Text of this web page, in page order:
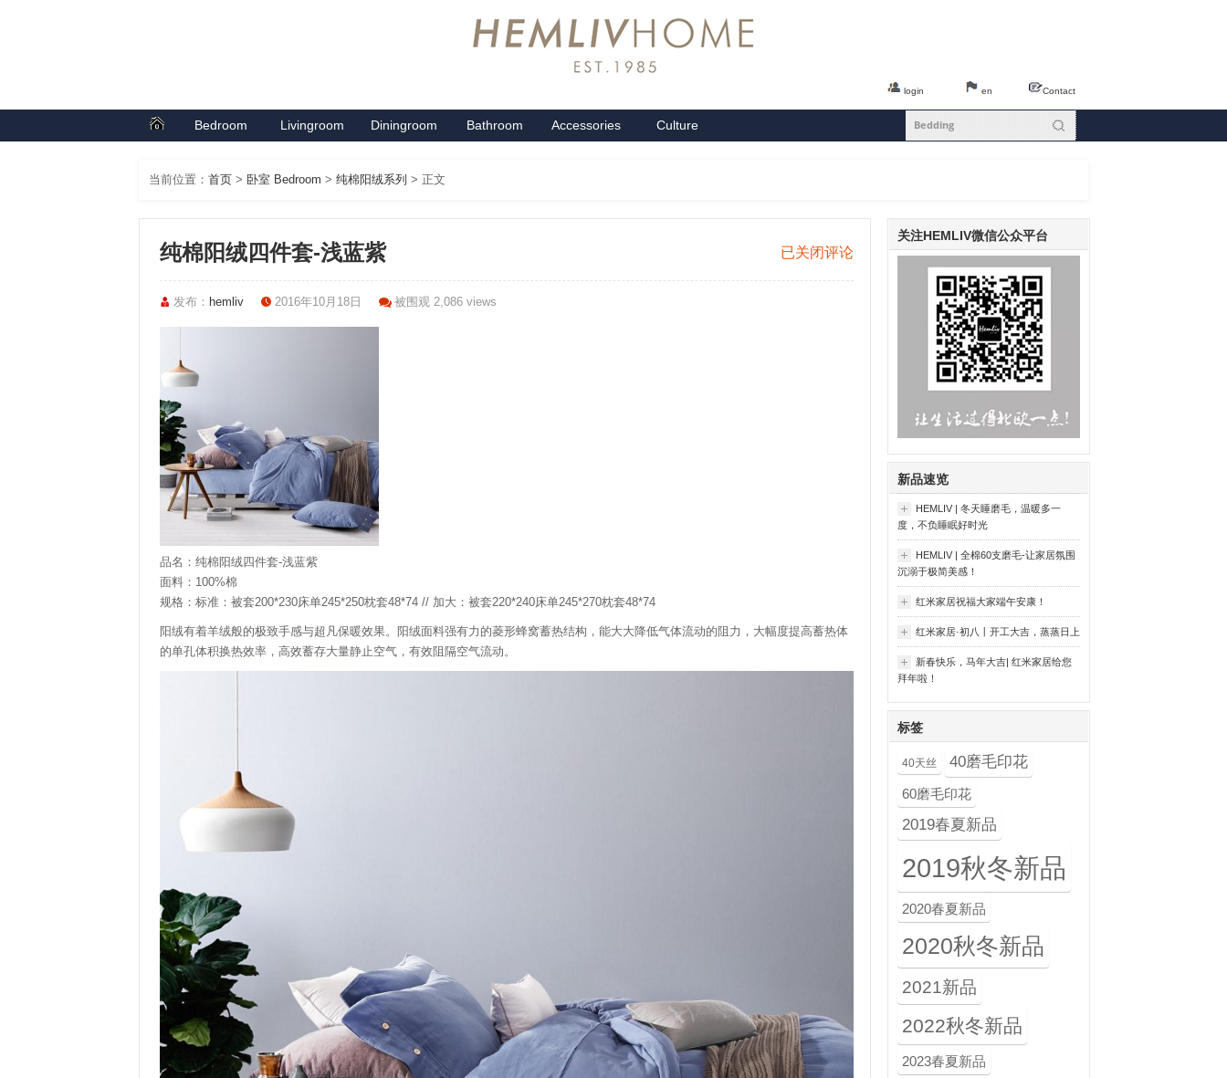
Contact
en
login
Bedroom Livingroom Diningroom Bathroom Accessories Culture
当前位置： 首页 > 卧室 Bedroom > 纯棉阳绒系列 > 正文
纯
棉
已关闭评论
纯棉阳绒四件套-浅蓝紫
发布： hemliv 2016年10月18日 被围观 2,086 views
品名：纯棉阳绒四件套-浅蓝紫
面料：100%棉
规格：标准：被套200*230床单245*250枕套48*74 // 加大：被套220*240床单245*270枕套48*74
阳绒有着羊绒般的极致手感与超凡保暖效果。阳绒面料强有力的菱形蜂窝蓄热结构，能大大降低气体流动的阻力，大幅度提高蓄热体
的单孔体积换热效率，高效蓄存大量静止空气，有效阻隔空气流动。
关注HEMLIV微信公众平台
新品速览
HEMLIV | 冬天睡磨毛，温暖多一
度，不负睡眠好时光
HEMLIV | 全棉60支磨毛-让家居氛围
沉溺于极简美感！
红米家居祝福大家端午安康！
红米家居·初八丨开工大吉，蒸蒸日上
新春快乐，马年大吉| 红米家居给您
拜年啦！
标签
40天丝 40磨毛印花
60磨毛印花
2019春夏新品
2019秋冬新品
2020春夏新品
2020秋冬新品
2021新品
2022秋冬新品
2023春夏新品